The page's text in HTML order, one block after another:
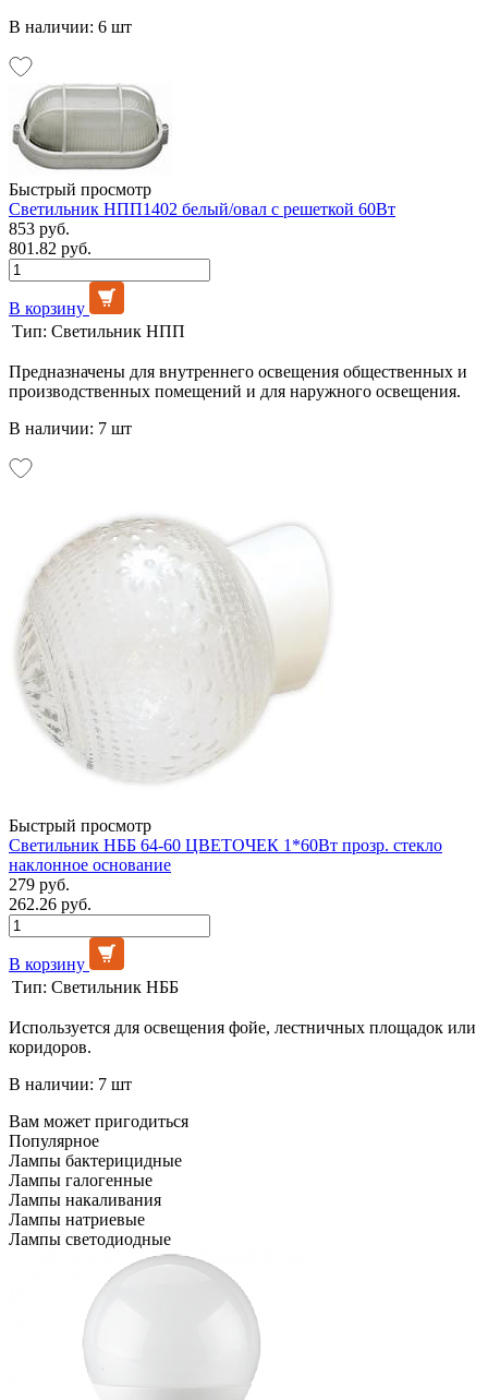
В наличии: 6 шт
Быстрый просмотр
Светильник НПП1402 белый/овал с решеткой 60Вт
853 руб.
801.82 руб.
В корзину
Тип: Светильник НПП
Предназначены для внутреннего освещения общественных и
производственных помещений и для наружного освещения.
В наличии: 7 шт
Быстрый просмотр
Светильник НББ 64-60 ЦВЕТОЧЕК 1*60Вт прозр. стекло
наклонное основание
279 руб.
262.26 руб.
В корзину
Тип: Светильник НББ
Используется для освещения фойе, лестничных площадок или
коридоров.
В наличии: 7 шт
Вам может пригодиться
Популярное
Лампы бактерицидные
Лампы галогенные
Лампы накаливания
Лампы натриевые
Лампы светодиодные